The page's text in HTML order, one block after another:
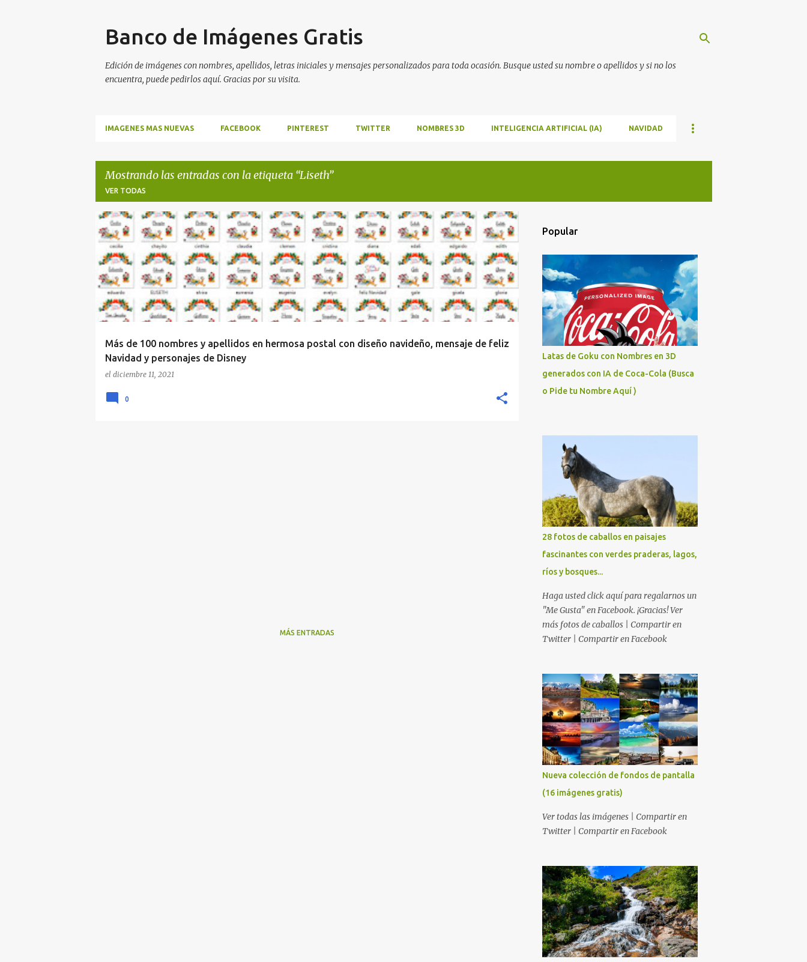
Banco de Imágenes Gratis
Edición de imágenes con nombres, apellidos, letras iniciales y mensajes personalizados para toda ocasión. Busque usted su nombre o apellidos y si no los
encuentra, puede pedirlos aquí. Gracias por su visita.
IMAGENES MAS NUEVAS FACEBOOK PINTEREST TWITTER NOMBRES 3D INTELIGENCIA ARTIFICIAL (IA) NAVIDAD
Mostrando las entradas con la etiqueta Liseth
VER TODAS
E
n
t
r
a
d
Más de 100 nombres y apellidos en hermosa postal con diseño navideño, mensaje de feliz
Navidad y personajes de Disney
el diciembre 11, 2021
APELLIDOS FELIZ NAVIDAD LISETH NAVIDAD NOMBRES DE HOMBRES NOMBRES DE MUJERES +
NOMBRES NAVIDAD
0
MÁS ENTRADAS
Popular
Latas de Goku con Nombres en 3D
generados con IA de Coca-Cola (Busca
o Pide tu Nombre Aquí )
28 fotos de caballos en paisajes
fascinantes con verdes praderas, lagos,
ríos y bosques...
Haga usted click aquí para regalarnos un
"Me Gusta" en Facebook. ¡Gracias! Ver
más fotos de caballos | Compartir en
Twitter | Compartir en Facebook
Nueva colección de fondos de pantalla
(16 imágenes gratis)
Ver todas las imágenes | Compartir en
Twitter | Compartir en Facebook